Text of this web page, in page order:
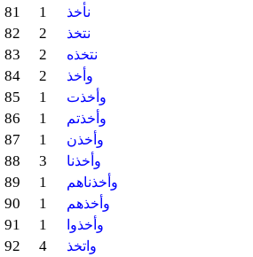
81 1 نأخذ
82 2 نتخذ
83 2 نتخذه
84 2 وأخذ
85 1 وأخذت
86 1 وأخذتم
87 1 وأخذن
88 3 وأخذنا
89 1 وأخذناهم
90 1 وأخذهم
91 1 وأخذوا
92 4 واتخذ